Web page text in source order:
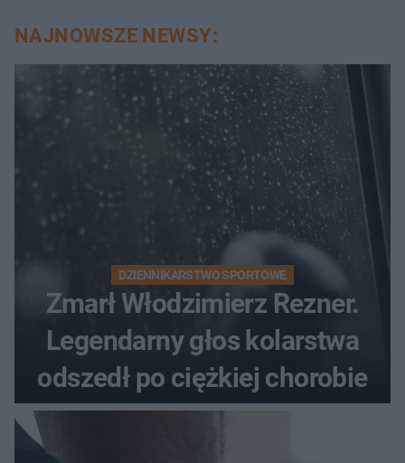
NAJNOWSZE NEWSY:
DZIENNIKARSTWO SPORTOWE
Zmarł Włodzimierz Rezner.
Legendarny głos kolarstwa
odszedł po ciężkiej chorobie